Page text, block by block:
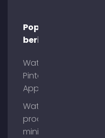
Populaire
berichten
Wat is
Pinterest
App?
Wat is
process
mining?